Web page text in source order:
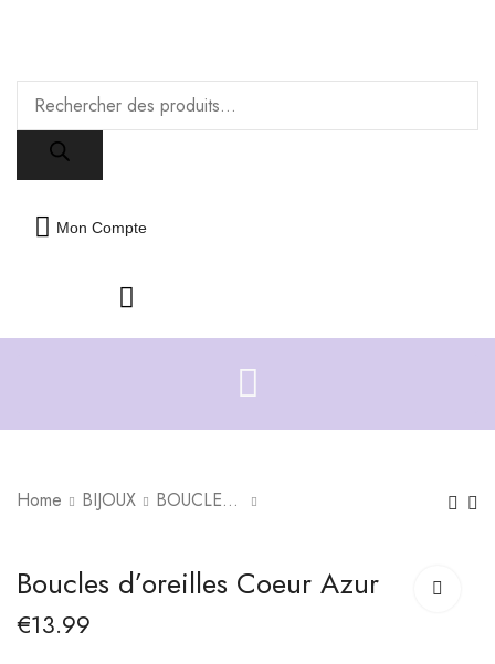
Recherche
de
produits
Mon Compte
Home BIJOUX BOUCLES D'OREILLES
Collier Rosée Céleste
Collier Cléa
Boucles d’oreilles Coeur Azur
€13.99